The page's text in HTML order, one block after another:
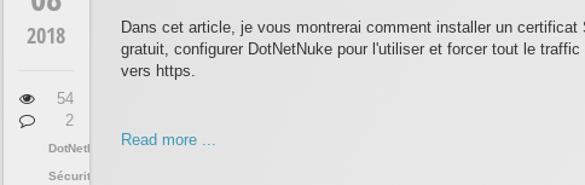
2018
54
2
DotNetNuke
Sécurité
Dans cet article, je vous montrerai comment installer un certificat
gratuit, configurer DotNetNuke pour l'utiliser et forcer tout le traffic
vers https.
Read more ...